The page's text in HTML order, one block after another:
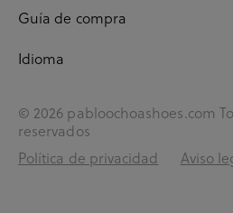
Guía de compra
Idioma
© 2026 pabloochoashoes.com
reservados
Política de privacidad
Aviso